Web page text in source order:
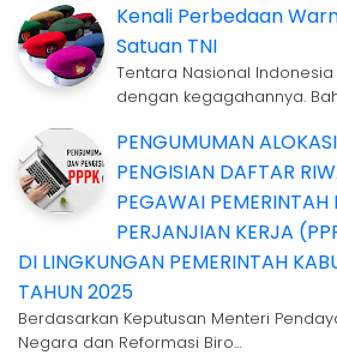
Kenali Perbedaan
Satuan TNI
Tentara Nasional
dengan kegagahannya.
PENGUMUMAN
PENGISIAN DAFTAR
PEGAWAI PEMERINTAH
PERJANJIAN KERJA
DI LINGKUNGAN PEMERINTAH
TAHUN 2025
Berdasarkan Keputusan Menteri
Negara dan Reformasi Biro…